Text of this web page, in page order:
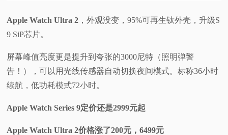
Apple Watch Ultra 2 ，外观没变，95%可再生钛外壳，升级S
9 SiP芯片。
屏幕峰值亮度更是提升到夸张的3000尼特（照明弹警
告！），可以用光线传感器自动切换夜间模式。标称36小时
续航，低功耗模式72小时。
Apple Watch Series 9定价还是2999元起
Apple Watch Ultra 2价格涨了200元，6499元